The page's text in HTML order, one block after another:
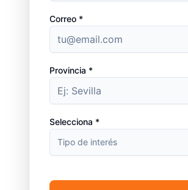
Correo *
Provincia *
Selecciona *
Tipo de interés